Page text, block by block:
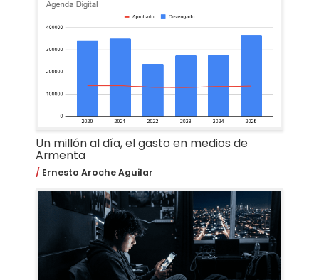
Un millón al día, el gasto en medios de
Armenta
Ernesto Aroche Aguilar